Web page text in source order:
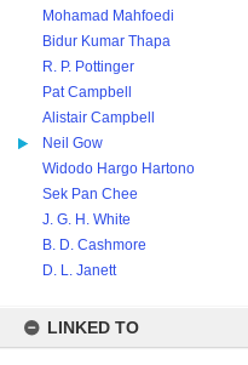
Mohamad Mahfoedi
Bidur Kumar Thapa
R. P. Pottinger
Pat Campbell
Alistair Campbell
Neil Gow
Widodo Hargo Hartono
Sek Pan Chee
J. G. H. White
B. D. Cashmore
D. L. Janett
LINKED TO